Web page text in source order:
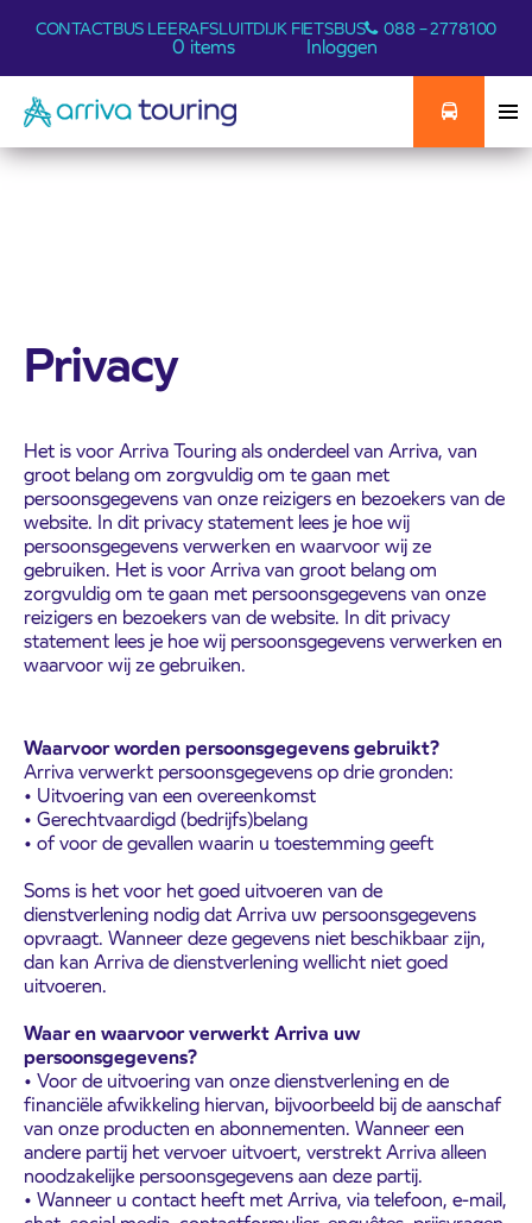
CONTACTBUS LEERAFSLUITDIJK FIETSBUS 088 – 2778100
0 items Inloggen
Privacy
Het is voor Arriva Touring als onderdeel van Arriva, van
groot belang om zorgvuldig om te gaan met
persoonsgegevens van onze reizigers en bezoekers van de
website. In dit privacy statement lees je hoe wij
persoonsgegevens verwerken en waarvoor wij ze
gebruiken. Het is voor Arriva van groot belang om
zorgvuldig om te gaan met persoonsgegevens van onze
reizigers en bezoekers van de website. In dit privacy
statement lees je hoe wij persoonsgegevens verwerken en
waarvoor wij ze gebruiken.
Waarvoor worden persoonsgegevens gebruikt?
Arriva verwerkt persoonsgegevens op drie gronden:
• Uitvoering van een overeenkomst
• Gerechtvaardigd (bedrijfs)belang
• of voor de gevallen waarin u toestemming geeft
Soms is het voor het goed uitvoeren van de
dienstverlening nodig dat Arriva uw persoonsgegevens
opvraagt. Wanneer deze gegevens niet beschikbaar zijn,
dan kan Arriva de dienstverlening wellicht niet goed
uitvoeren.
Waar en waarvoor verwerkt Arriva uw
persoonsgegevens?
• Voor de uitvoering van onze dienstverlening en de
financiële afwikkeling hiervan, bijvoorbeeld bij de aanschaf
van onze producten en abonnementen. Wanneer een
andere partij het vervoer uitvoert, verstrekt Arriva alleen
noodzakelijke persoonsgegevens aan deze partij.
• Wanneer u contact heeft met Arriva, via telefoon, e-mail,